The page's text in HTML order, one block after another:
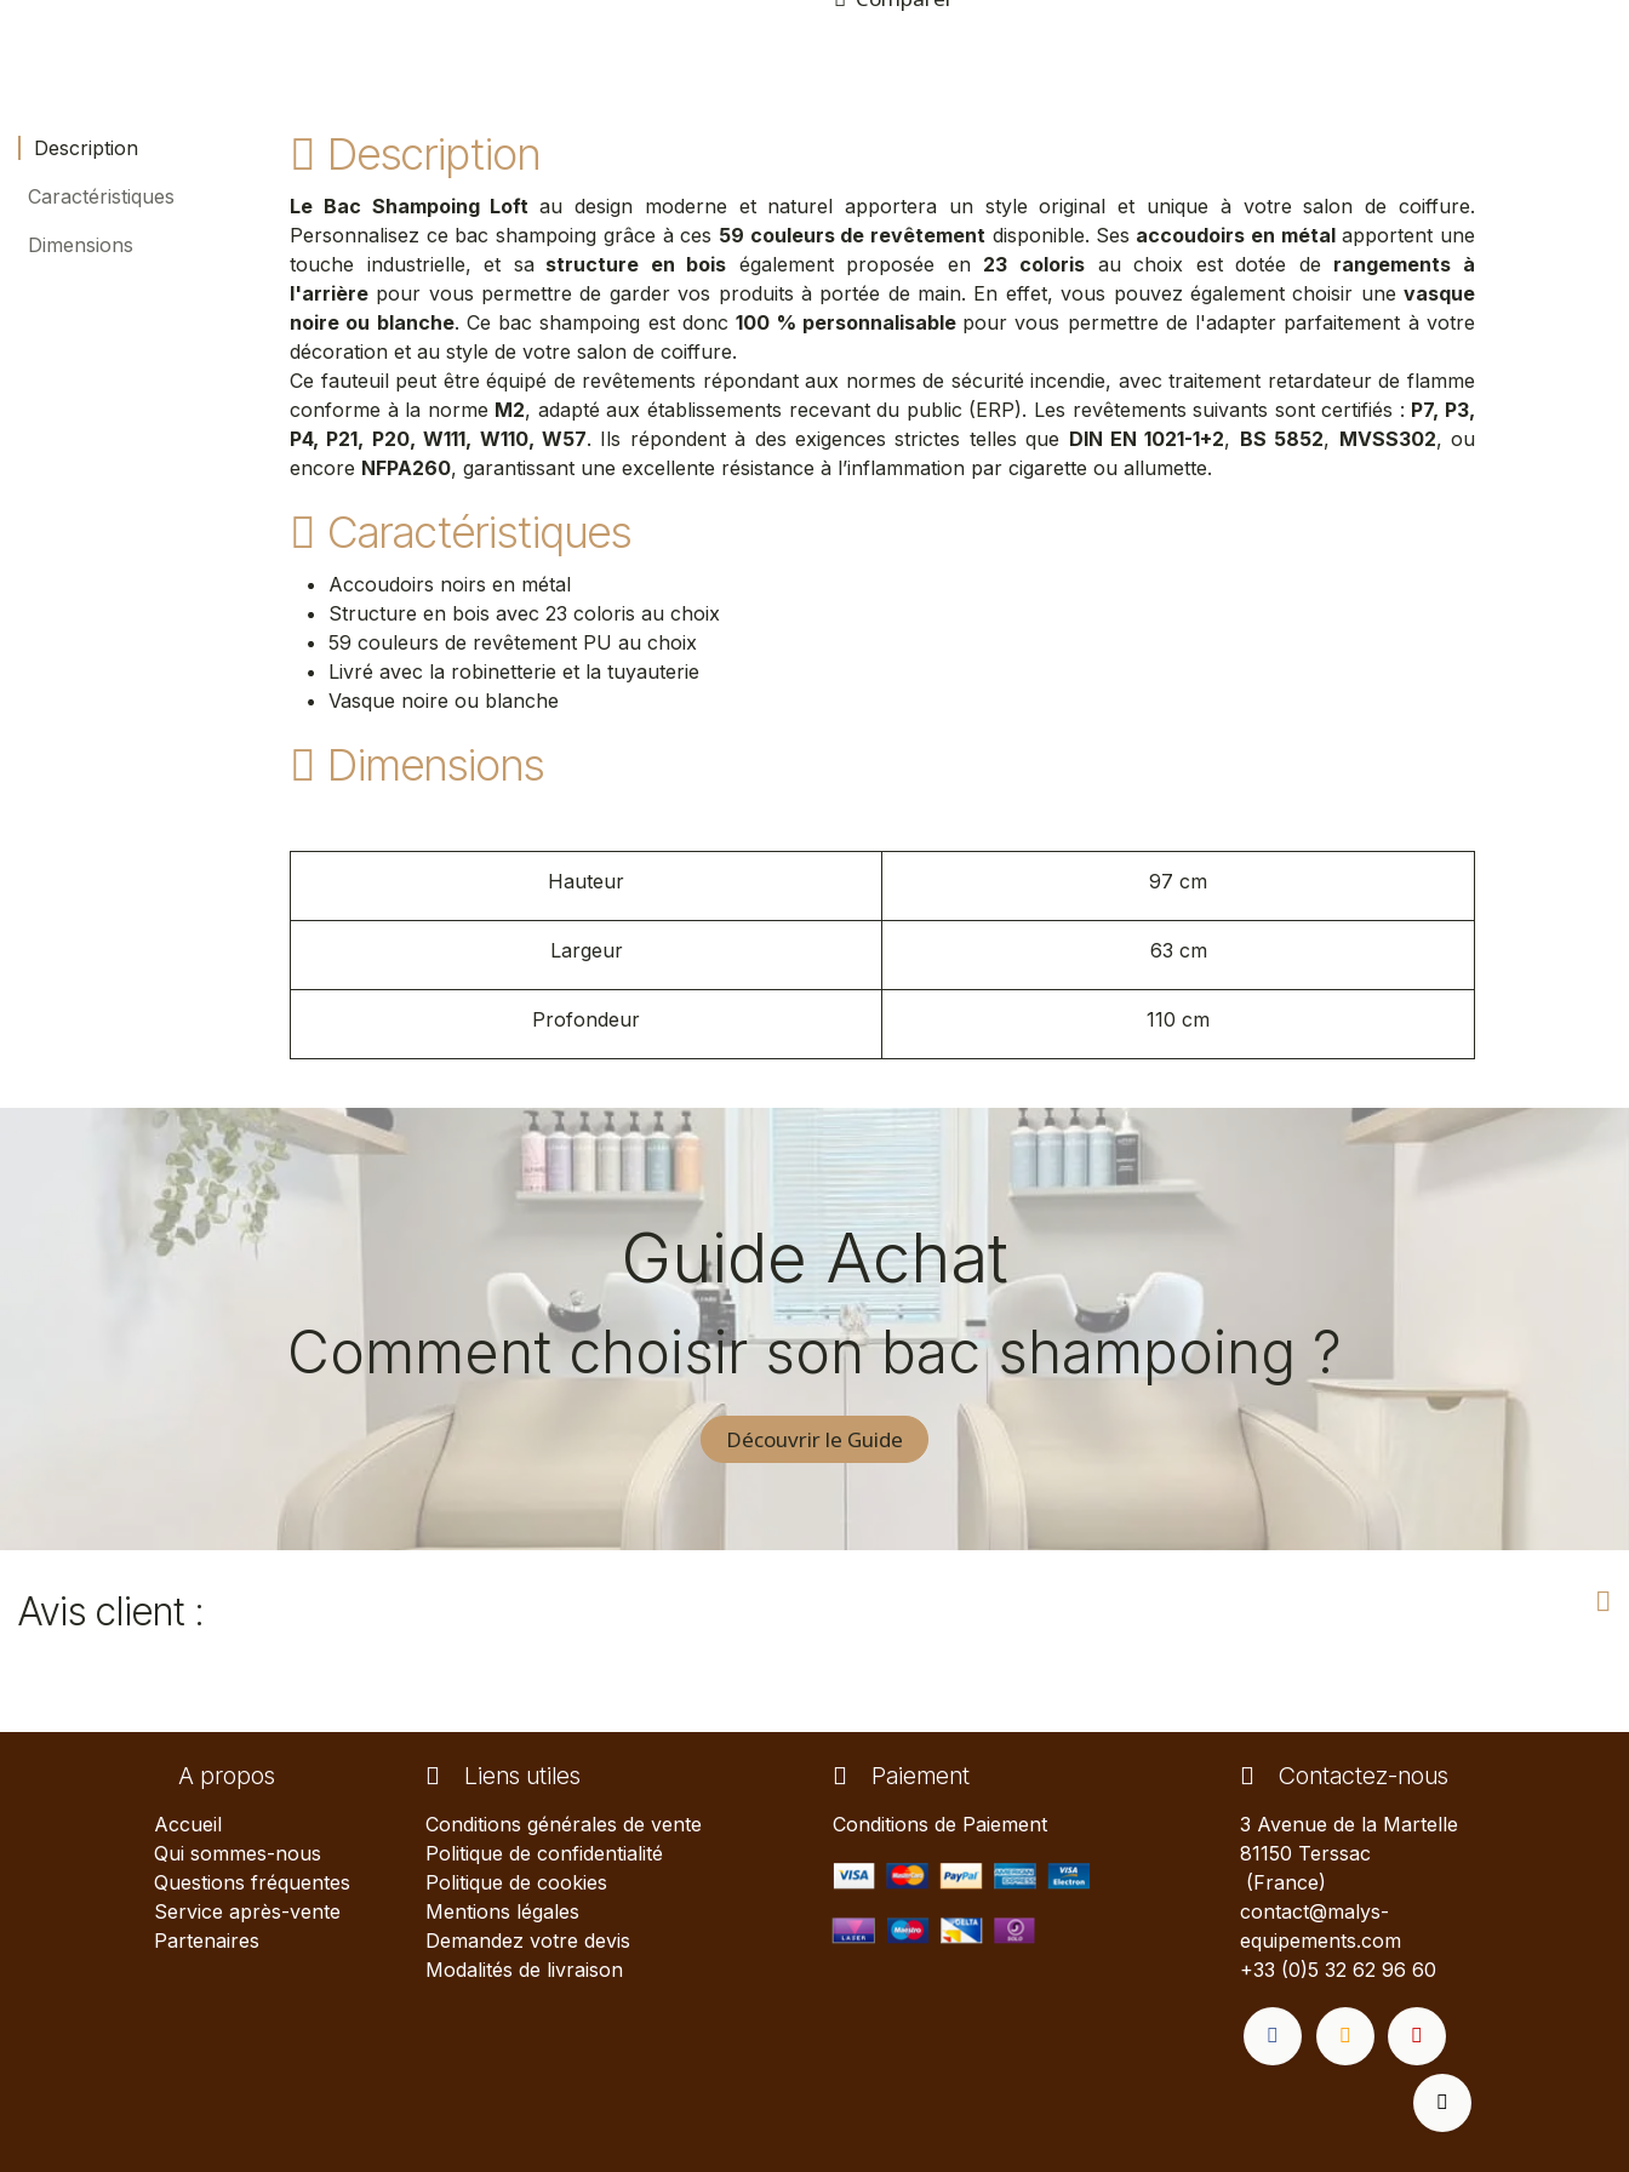
Description
Caractéristiques
Dimensions
Description
Le Bac Shampoing Loftau design moderne et naturel apportera un style original et unique à votre salon de coiffure.
Personnalisez ce bac shampoing grâce à ces 59 couleurs de revêtement disponible. Ses accoudoirs en métalapportent une
touche industrielle, et sastructure en bois également proposée en 23 coloris au choix est dotée de rangements à
l'arrière pour vous permettre de garder vos produits à portée de main. En effet, vous pouvez également choisir une vasque
noire ou blanche. Ce bac shampoing est donc100 % personnalisable pour vous permettre de l'adapter parfaitement à votre
décoration et au style de votre salon de coiffure.
Ce fauteuil peut être équipé de revêtements répondant aux normes de sécurité incendie, avec traitement retardateur de flamme
conforme à la norme M2, adapté aux établissements recevant du public (ERP). Les revêtements suivants sont certifiés : P7, P3,
P4, P21, P20, W111, W110, W57. Ils répondent à des exigences strictes telles que DIN EN 1021-1+2, BS 5852, MVSS302, ou
encore NFPA260, garantissant une excellente résistance à l’inflammation par cigarette ou allumette.
Caractéristiques
Accoudoirs noirs en métal
Structure en bois avec 23 coloris au choix
59 couleurs de revêtement PU au choix
Livré avec la robinetterie et la tuyauterie
Vasque noire ou blanche​
Dimensions
Hauteur 97 cm
Largeur 63 cm
Profondeur 110 cm
Guide Achat
Comment choisir son bac shampoing ?
Découvrir le Guide
Avis client :
A propos
Accueil
Qui sommes-nous
Questions fréquentes
Service après-vente
Partenaires
Liens utiles
Conditions générales de vente
Politique de confidentialité
Politique de cookies
Mentions légales
Demandez votre devis
Modalités de livraison
Paiement
Conditions de Paiement
Contactez-nous
3 Avenue de la Martelle
81150 Terssac
(France)
contact@malys-
equipements.com
+33 (0)5 32 62 96 60